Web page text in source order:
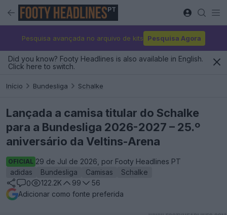
PT
Pesquisa avançada no arquivo de kits Pesquisa Agora
Did you know? Footy Headlines is also available in English.
Click here to switch.
Início Bundesliga Schalke
Lançada a camisa titular do Schalke
para a Bundesliga 2026-2027 – 25.º
aniversário da Veltins-Arena
OFICIAL 29 de Jul de 2026, por Footy Headlines PT
adidas
Bundesliga Camisas
Schalke
0
122.2K 99
56
Adicionar como fonte preferida